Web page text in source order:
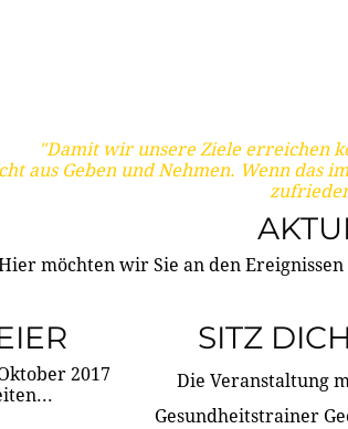
"Damit wir unsere Ziele erreichen
aus Geben und Nehmen. Wenn
möchten wir Sie an den
2017
SITZ
Die Veranstaltung
Gesundheitstrainer